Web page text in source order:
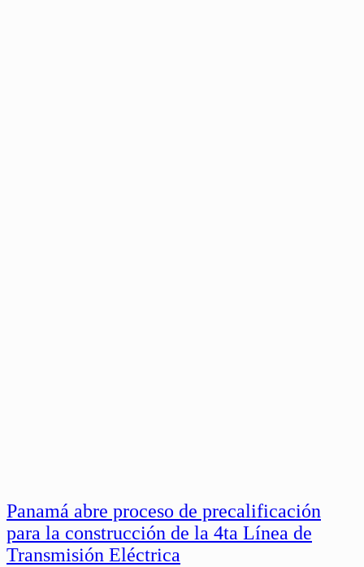
Panamá abre proceso de precalificación
para la construcción de la 4ta Línea de
Transmisión Eléctrica